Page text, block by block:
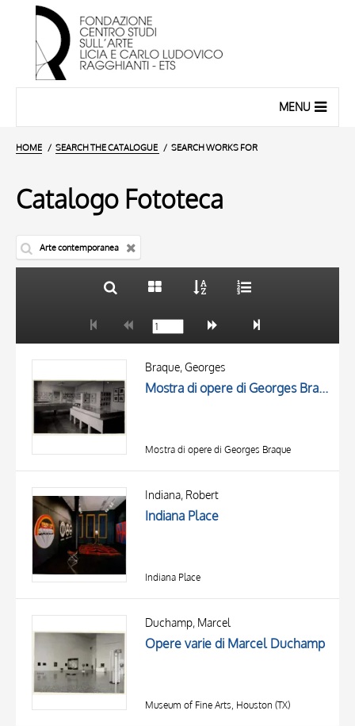
MENU
HOME SEARCH THE CATALOGUE SEARCH WORKS FOR
Catalogo Fototeca
Arte contemporanea
AUTHOR
LOCATION
Braque, Georges
Mostra di opere di Georges Braque
Mostra di opere di Georges Braque
Indiana, Robert
Indiana Place
Indiana Place
Duchamp, Marcel
Opere varie di Marcel Duchamp
Museum of Fine Arts, Houston (TX)